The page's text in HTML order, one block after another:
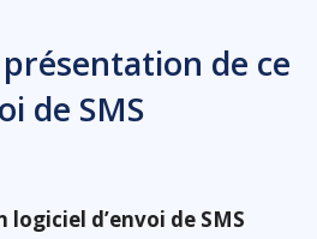
de ce
de SMS
d’envoi de SMS